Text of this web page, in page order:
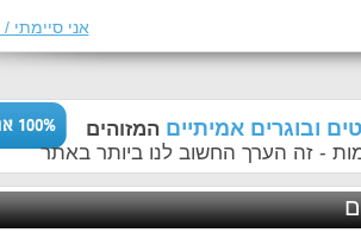
אני סיימתי
ובוגרים אמיתיים המזוהים
- זה הערך החשוב לנו ביותר באתר